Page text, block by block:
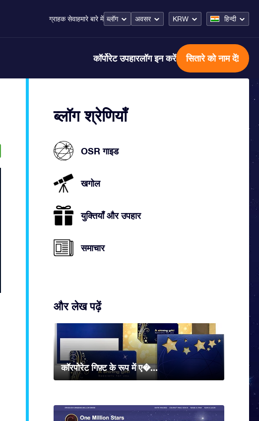
ग्राहक सेवाहमारे बारे में ब्लॉग अवसर KRW हिन्दी
कॉर्पोरेट उपहारलॉग इन करें सितारे को नाम दें!
ब्लॉग श्रेणियाँ
OSR गाइड
खगोल
युक्तियाँ और उपहार
समाचार
और लेख पढ़ें
कॉरपोरेट गिफ़्ट के रूप में ए�...